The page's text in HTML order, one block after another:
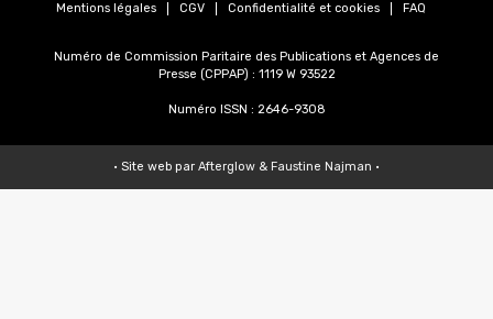
Mentions légales CGV Confidentialité et cookies FAQ
Numéro de Commission Paritaire des Publications et Agences de
Presse (CPPAP) : 1119 W 93522
Numéro ISSN : 2646-9308
• Site web par Afterglow & Faustine Najman •